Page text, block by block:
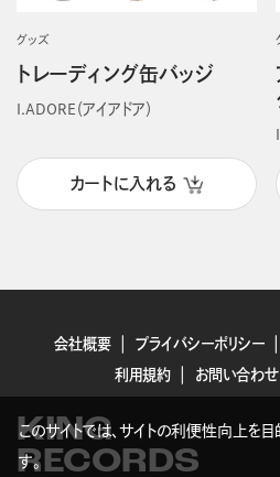
グッズ
トレーディング缶バッジ
I.ADORE（アイアドア）
カートに入れる
会社概要 プライバシーポリシー
利用規約
お問い合わせ
KING
RECORDS
このサイトでは、サイトの利便性向上を
す。